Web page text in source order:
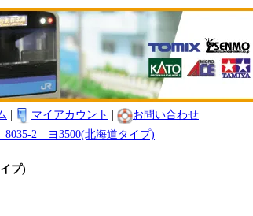
マイアカウント お問い合わせ
8035-2 ヨ3500(北海道タイプ)
プ)